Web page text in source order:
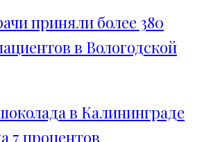
приняли более 380
в Вологодской
в Калининграде
7 процентов